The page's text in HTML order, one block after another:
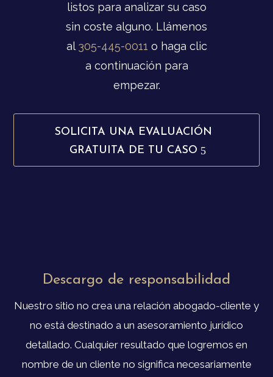
listos para analizar su caso
sin coste alguno. Llámenos
al 305-445-0011 o haga clic
a continuación para
empezar.
SOLICITA UNA EVALUACIÓN
GRATUITA DE TU CASO
Descargo de responsabilidad
Nuestro sitio no crea una relación abogado-cliente y
no está destinado a un asesoramiento jurídico
detallado. Cualquier resultado que logremos en
nombre de un cliente no significa necesariamente